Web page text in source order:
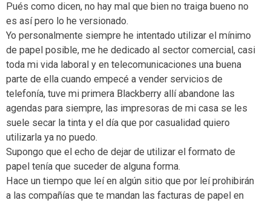
Pués como dicen, no hay mal que bien no traiga bueno no
es así pero lo he versionado.
Yo personalmente siempre he intentado utilizar el mínimo
de papel posible, me he dedicado al sector comercial, casi
toda mi vida laboral y en telecomunicaciones una buena
parte de ella cuando empecé a vender servicios de
telefonía, tuve mi primera Blackberry allí abandone las
agendas para siempre, las impresoras de mi casa se les
suele secar la tinta y el día que por casualidad quiero
utilizarla ya no puedo.
Supongo que el echo de dejar de utilizar el formato de
papel tenía que suceder de alguna forma.
Hace un tiempo que leí en algún sitio que por leí prohibirán
a las compañías que te mandan las facturas de papel en